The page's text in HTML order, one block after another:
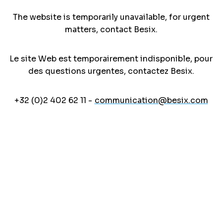
The website is temporarily unavailable, for urgent
matters, contact Besix.
Le site Web est temporairement indisponible, pour
des questions urgentes, contactez Besix.
+32 (0)2 402 62 11 - communication@besix.com